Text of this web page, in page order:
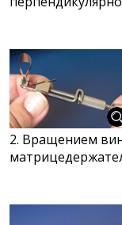
2. Вращением